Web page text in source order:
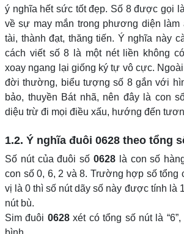
ý nghĩa hết sức tốt đẹp. Số 8 được gọi
về sự may mắn trong phương diện làm
tài, thành đạt, thăng tiến. Ý nghĩa này
cách viết số 8 là một nét liền không
xoay ngang lại giống ký tự vô cực.
đời thường, biểu tượng số 8 gắn với
bảo, thuyền Bát nhã, nên đây là con
diệu trừ đi mọi điều xấu, hướng đến
1.2. Ý nghĩa đuôi 0628 theo tổng
Số nút của đuôi số 0628là con số
con số 0, 6, 2 và 8. Trường hợp số tổng
vị là 0 thì số nút dãy số này được tính là
nút bù.
Sim đuôi 0628xét có tổng số nút là